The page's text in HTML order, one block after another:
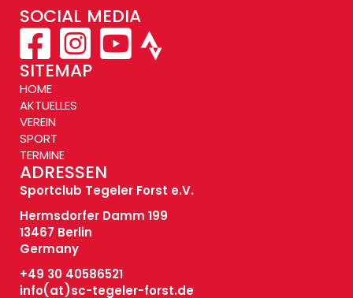
SOCIAL MEDIA
SITEMAP
HOME
AKTUELLES
VEREIN
SPORT
TERMINE
ADRESSEN
Sportclub Tegeler Forst e.V.
Hermsdorfer Damm 199
13467 Berlin
Germany
+49 30 40586521
info(at)sc-tegeler-forst.de